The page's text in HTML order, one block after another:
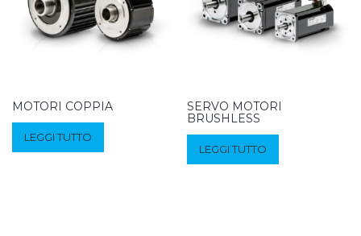
MOTORI COPPIA
LEGGI TUTTO
SERVO MOTORI
BRUSHLESS
LEGGI TUTTO